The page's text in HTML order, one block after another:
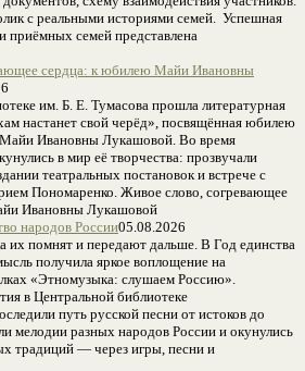
с реальными историями семей. Успешная
приёмных семей представлена
сердца: к юбилею Майи Ивановны
им. Б. Е. Тумасова прошла литературная
настанет свой черёд», посвящённая юбилею
Майи Ивановны Лукашовой. Во время
в мир её творчества: прозвучали
театральных постановок и встрече с
Пономаренко. Живое слово, согревающее
Ивановны Лукашовой
народов России05.08.2026
их помнят и передают дальше. В Год единства
получила яркое воплощение на
«Этномузыка: слушаем Россию».
в Центральной библиотеке
путь русской песни от истоков до
мелодии разных народов России и окунулись
традиций — через игры, песни и